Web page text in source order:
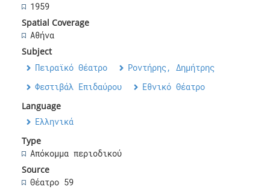
1959
Spatial Coverage
Αθήνα
Subject
Πειραϊκό Θέατρο
Ροντήρης, Δημήτρης
Φεστιβάλ Επιδαύρου
Εθνικό Θέατρο
Language
Ελληνικά
Type
Απόκομμα περιοδικού
Source
Θέατρο 59